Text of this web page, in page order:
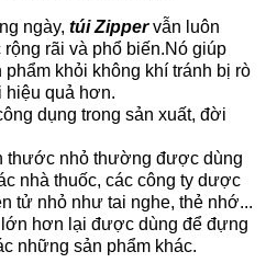
ngày, túi Zippervẫn luôn
rãi và phổ biến.Nó giúp
phẩm khỏi không khí tránh bị rò
hiệu quả hơn.
dụng trong sản xuất, đời
thước nhỏ thường được dùng
nhà thuốc, các công ty dược
tử nhỏ như tai nghe, thẻ nhớ...
hơn lại được dùng để đựng
những sản phẩm khác.